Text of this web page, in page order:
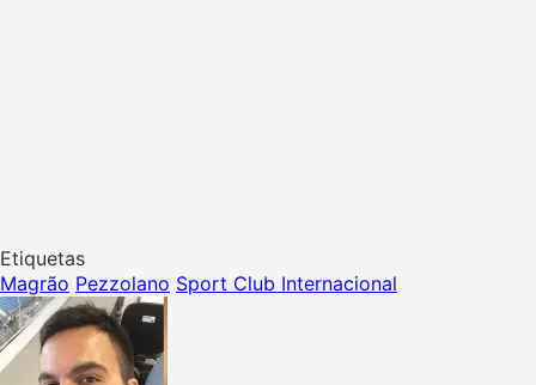
Etiquetas
Magrão Pezzolano Sport Club Internacional